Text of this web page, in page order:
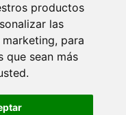
productos
las
, para
que sean más
.
HISTORIA. EPISODIO 3.